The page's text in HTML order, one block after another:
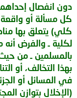
دون انفصال
كل مسألة أو
كلي) يتعلق بها
لكلية ـ والفرض أنه
بالمسلمين ـ من
بهذا التخالف، أو
في المسائل أو
(الإخلال بتوازن